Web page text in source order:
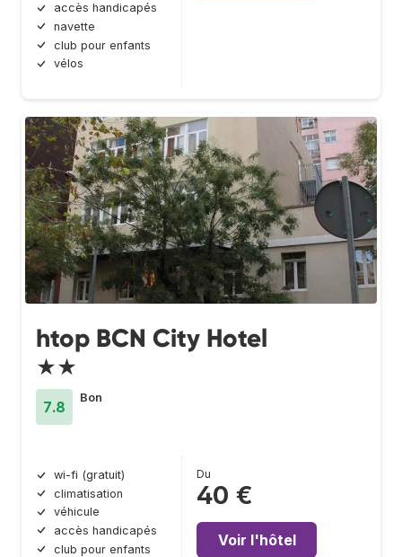
accès handicapés
navette
club pour enfants
vélos
htop BCN City Hotel
★★
7.8
Bon
wi-fi (gratuit)
climatisation
véhicule
accès handicapés
club pour enfants
Du
40 €
Voir l'hôtel